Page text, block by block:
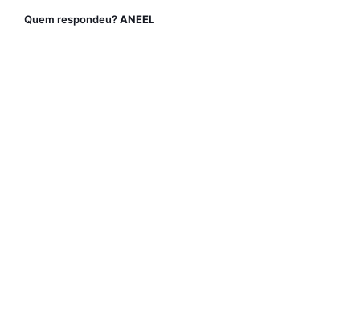
Quem respondeu?ANEEL